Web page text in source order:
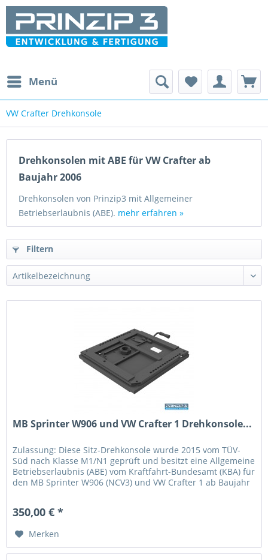
Menü
VW Crafter Drehkonsole
Drehkonsolen mit ABE für VW Crafter ab
Baujahr 2006
Drehkonsolen von Prinzip3 mit Allgemeiner
Betriebserlaubnis (ABE). mehr erfahren »
Filtern
MB Sprinter W906 und VW Crafter 1 Drehkonsole...
Zulassung: Diese Sitz-Drehkonsole wurde 2015 vom TÜV-
Süd nach Klasse M1/N1 geprüft und besitzt eine Allgemeine
Betriebserlaubnis (ABE) vom Kraftfahrt-Bundesamt (KBA) für
den MB Sprinter W906 (NCV3) und VW Crafter 1 ab Baujahr
350,00 € *
Merken